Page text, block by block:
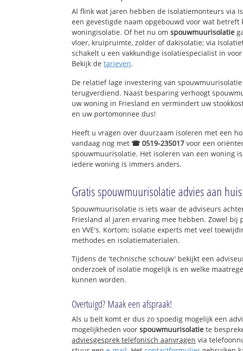
Al flink wat jaren hebben de isolatiemonteurs via
een gevestigde naam opgebouwd voor wat betreft
woningisolatie. Of het nu omspouwmuurisolatie
vloer, kruipruimte, zolder of dakisolatie; via
schakelt u een vakkundige isolatiespecialist in
Bekijk detarieven.
De relatief lage investering van
terugverdiend. Naast besparing verhoogt
uw woning in Friesland en vermindert uw
en uw portomonnee dus!
Heeft u vragen over duurzaam isoleren met een
vandaag nog met ☎ 0519-235017 voor een
spouwmuurisolatie. Het isoleren van een woning
iedere woning is immers anders.
Gratis spouwmuurisolatie advies aan huis
Spouwmuurisolatie is iets waar de adviseurs
Friesland al jaren ervaring mee hebben. Zowel
en VVE's. Kortom; isolatie experts met veel
methodes en isolatiematerialen.
Tijdens de 'technische schouw' bekijkt een
onderzoek of isolatie mogelijk is en welke
kunnen worden.
Overtuigd? Maak een afspraak!
Als u belt komt er dus zo spoedig mogelijk een
mogelijkheden voorspouwmuurisolatie te
adviesgesprek telefonisch aanvragen via